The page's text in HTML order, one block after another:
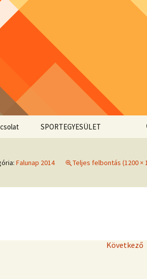
SPORTEGYESÜLET
Falunap 2014 Teljes felbontás (1200 ×
Következő